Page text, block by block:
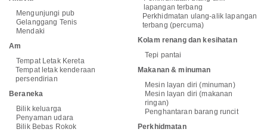
Mengunjungi pub
Gelanggang Tenis
Mendaki
Am
Tempat Letak Kereta
Tempat letak kenderaan
persendirian
Beraneka
Bilik keluarga
Penyaman udara
Bilik Bebas Rokok
lapangan terbang
Perkhidmatan ulang-alik lapangan
terbang (percuma)
Kolam renang dan kesihatan
Tepi pantai
Makanan & minuman
Mesin layan diri (minuman)
Mesin layan diri (makanan
ringan)
Penghantaran barang runcit
Perkhidmatan